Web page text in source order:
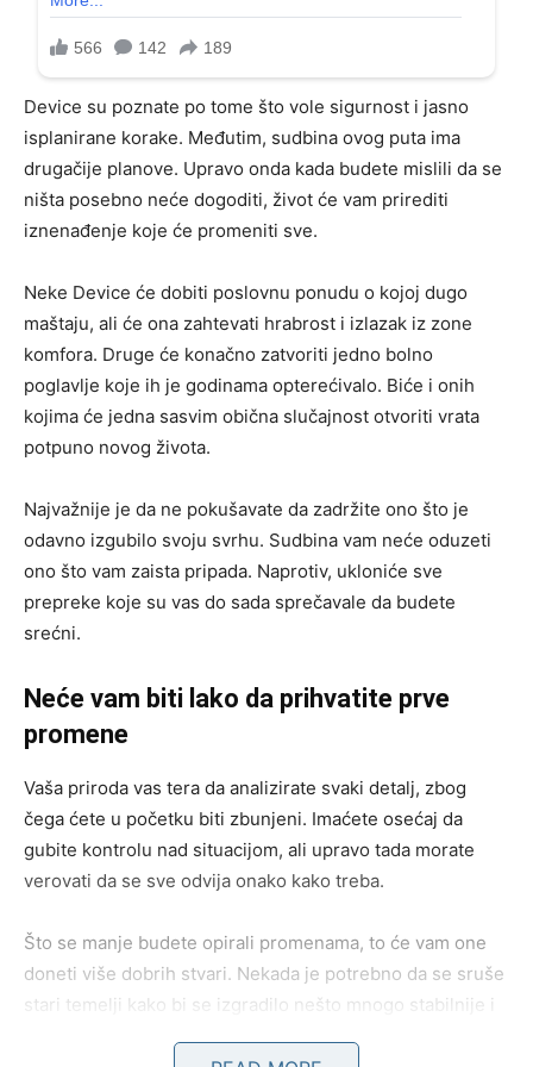
Device su poznate po tome što vole sigurnost i jasno
isplanirane korake. Međutim, sudbina ovog puta ima
drugačije planove. Upravo onda kada budete mislili da se
ništa posebno neće dogoditi, život će vam prirediti
iznenađenje koje će promeniti sve.
Neke Device će dobiti poslovnu ponudu o kojoj dugo
maštaju, ali će ona zahtevati hrabrost i izlazak iz zone
komfora. Druge će konačno zatvoriti jedno bolno
poglavlje koje ih je godinama opterećivalo. Biće i onih
kojima će jedna sasvim obična slučajnost otvoriti vrata
potpuno novog života.
Najvažnije je da ne pokušavate da zadržite ono što je
odavno izgubilo svoju svrhu. Sudbina vam neće oduzeti
ono što vam zaista pripada. Naprotiv, ukloniće sve
prepreke koje su vas do sada sprečavale da budete
srećni.
Neće vam biti lako da prihvatite prve
promene
Vaša priroda vas tera da analizirate svaki detalj, zbog
čega ćete u početku biti zbunjeni. Imaćete osećaj da
gubite kontrolu nad situacijom, ali upravo tada morate
verovati da se sve odvija onako kako treba.
Što se manje budete opirali promenama, to će vam one
doneti više dobrih stvari. Nekada je potrebno da se sruše
stari temelji kako bi se izgradilo nešto mnogo stabilnije i